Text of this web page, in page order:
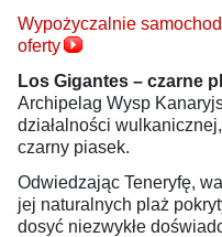
Wypożyczalnie
oferty
Los Gigantes – czarne
Archipelag Wysp
działalności
czarny piasek.
Odwiedzając Teneryfę,
jej naturalnych plaż
dosyć niezwykłe